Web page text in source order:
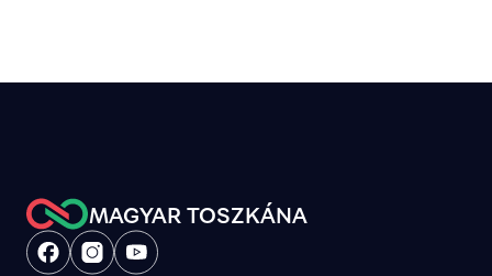
MAGYAR TOSZKÁNA